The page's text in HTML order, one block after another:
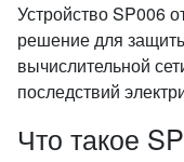
Устройство SP006
решение для
вычислительной
последствий
Что такое